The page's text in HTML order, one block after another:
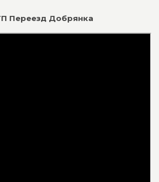
Переезд Добрянка